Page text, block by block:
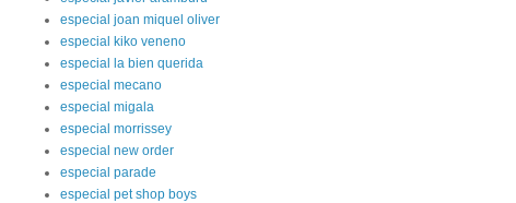
especial joan miquel oliver
especial kiko veneno
especial la bien querida
especial mecano
especial migala
especial morrissey
especial new order
especial parade
especial pet shop boys